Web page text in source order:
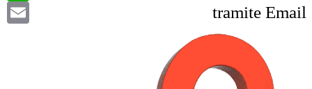
tramite Email